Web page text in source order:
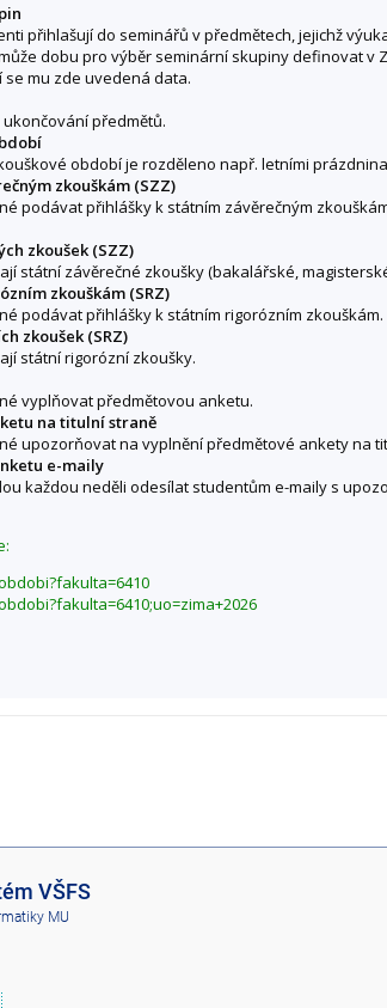
přihlašují do seminářů v předmětech, jejichž
dobu pro výběr seminární skupiny definovat v
mu zde uvedená data.
předmětů.
období je rozděleno např. letními
zkouškám (SZZ)
podávat přihlášky k státním závěrečným
zkoušek (SZZ)
státní závěrečné zkoušky (bakalářské,
zkouškám (SRZ)
podávat přihlášky k státním rigorózním zkouškám.
zkoušek (SRZ)
státní rigorózní zkoušky.
vyplňovat předmětovou anketu.
na titulní straně
upozorňovat na vyplnění předmětové ankety na
e-maily
každou neděli odesílat studentům e-maily s
VŠFS
MU